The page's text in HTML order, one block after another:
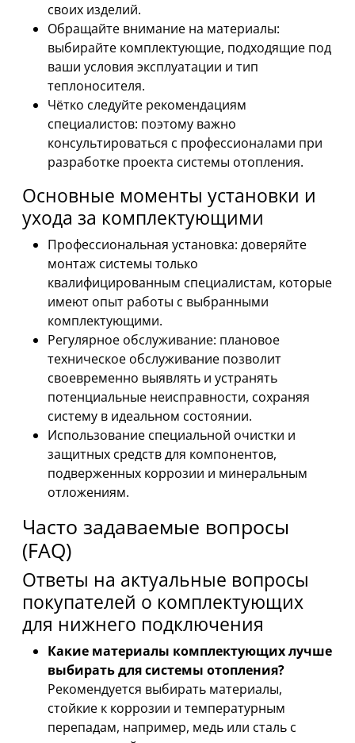
своих изделий.
Обращайте внимание на материалы:
выбирайте комплектующие, подходящие под
ваши условия эксплуатации и тип
теплоносителя.
Чётко следуйте рекомендациям
специалистов: поэтому важно
консультироваться с профессионалами при
разработке проекта системы отопления.
Основные моменты установки и
ухода за комплектующими
Профессиональная установка: доверяйте
монтаж системы только
квалифицированным специалистам, которые
имеют опыт работы с выбранными
комплектующими.
Регулярное обслуживание: плановое
техническое обслуживание позволит
своевременно выявлять и устранять
потенциальные неисправности, сохраняя
систему в идеальном состоянии.
Использование специальной очистки и
защитных средств для компонентов,
подверженных коррозии и минеральным
отложениям.
Часто задаваемые вопросы
(FAQ)
Ответы на актуальные вопросы
покупателей о комплектующих
для нижнего подключения
Какие материалы комплектующих лучше
выбирать для системы отопления?
Рекомендуется выбирать материалы,
стойкие к коррозии и температурным
перепадам, например, медь или сталь с